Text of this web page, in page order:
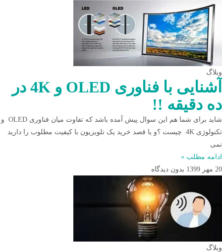
وبلاگ
آشنایی با فناوری OLED و 4K در
ده دقیقه !!
شاید برای شما هم این سوال پیش آمده باشد که تفاوت میان فناوری OLED و
تکنولوژی 4K چیست ؟و یا قصد خرید یک تلویزیون با کیفیت مطلوب را دارید
نمی
ادامه مطلب »
20 مهر 1399
بدون دیدگاه
وبلاگ